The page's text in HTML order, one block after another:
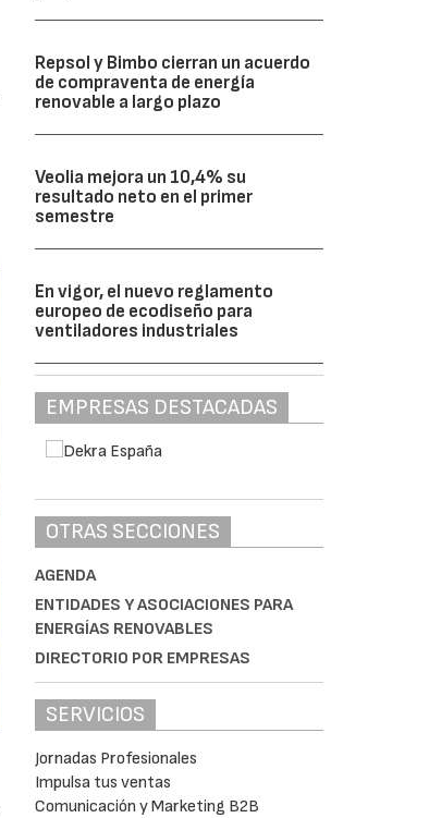
Repsol y Bimbo cierran un acuerdo
de compraventa de energía
renovable a largo plazo
Veolia mejora un 10,4% su
resultado neto en el primer
semestre
En vigor, el nuevo reglamento
europeo de ecodiseño para
ventiladores industriales
EMPRESAS DESTACADAS
OTRAS SECCIONES
AGENDA
ENTIDADES Y ASOCIACIONES PARA
ENERGÍAS RENOVABLES
DIRECTORIO POR EMPRESAS
SERVICIOS
Jornadas Profesionales
Impulsa tus ventas
Comunicación y Marketing B2B